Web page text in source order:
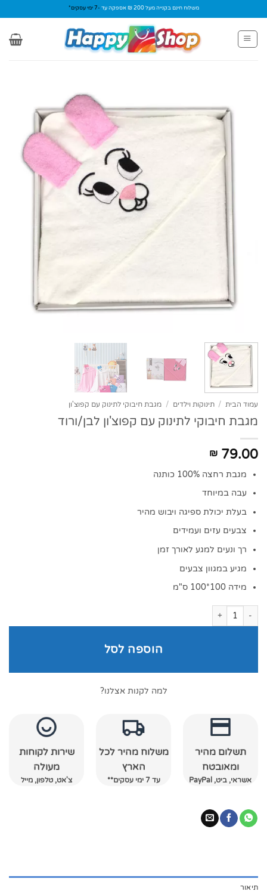
to
content
משלוח חינם בקנייה מעל 200 ₪ אספקה עד -7 ימי עסקים*
עמוד הבית / תינוקות וילדים / מגבת חיבוקי לתינוק עם קפוצ'ון
מגבת חיבוקי לתינוק עם קפוצ'ון לבן/ורוד
₪ 79.00
מגבת רחצה 100% כותנה
עבה במיוחד
בעלת יכולת ספיגה ויבוש מהיר
צבעים עזים ועמידים
רך ונעים למגע לאורך זמן
מגיע במגוון צבעים
מידה 100*100 ס"מ
כמות של מגבת חיבוקי לתינוק עם קפוצ'ון לבן/ורוד
הוספה לסל
למה לקנות אצלנו?
תשלום מהיר
ומאובטח
אשראי, ביט, PayPal
משלוח מהיר לכל
הארץ
עד 7 ימי עסקים**
שירות לקוחות
מעולה
צ'אט, טלפון, מייל
תיאור